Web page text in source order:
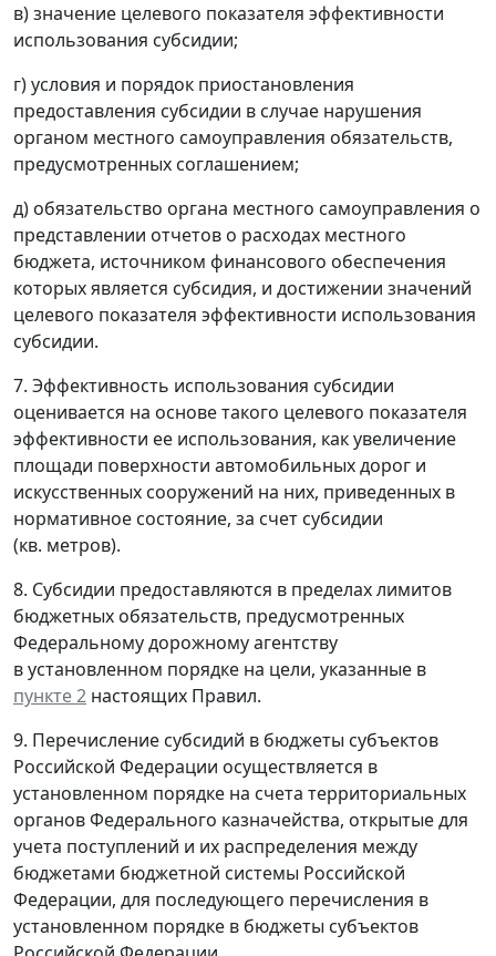
в) значение целевого показателя эффективности
использования субсидии;
г) условия и порядок приостановления
предоставления субсидии в случае нарушения
органом местного самоуправления обязательств,
предусмотренных соглашением;
д) обязательство органа местного самоуправления о
представлении отчетов о расходах местного
бюджета, источником финансового обеспечения
которых является субсидия, и достижении значений
целевого показателя эффективности использования
субсидии.
7. Эффективность использования субсидии
оценивается на основе такого целевого показателя
эффективности ее использования, как увеличение
площади поверхности автомобильных дорог и
искусственных сооружений на них, приведенных в
нормативное состояние, за счет субсидии
(кв. метров).
8. Субсидии предоставляются в пределах лимитов
бюджетных обязательств, предусмотренных
Федеральному дорожному агентству
в установленном порядке на цели, указанные в
пункте 2 настоящих Правил.
9. Перечисление субсидий в бюджеты субъектов
Российской Федерации осуществляется в
установленном порядке на счета территориальных
органов Федерального казначейства, открытые для
учета поступлений и их распределения между
бюджетами бюджетной системы Российской
Федерации, для последующего перечисления в
установленном порядке в бюджеты субъектов